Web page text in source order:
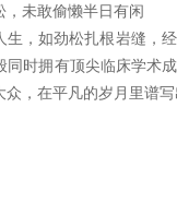
，未敢偷懒半日有闲
生，如劲松扎根岩缝，
同时拥有顶尖临床学术
众，在平凡的岁月里谱